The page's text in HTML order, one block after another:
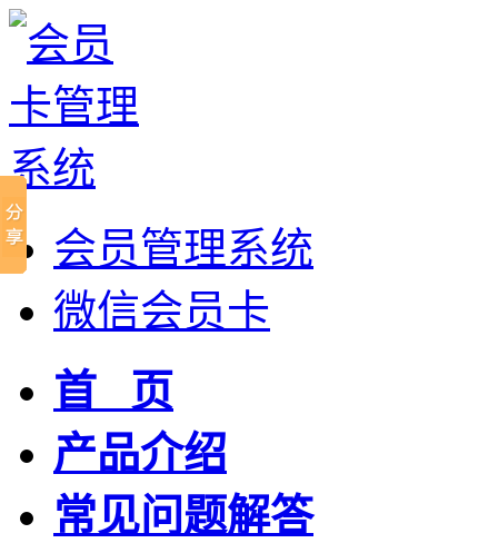
会员管理系统
微信会员卡
首 页
产品介绍
常见问题解答